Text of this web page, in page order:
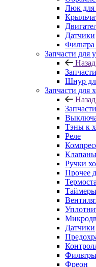
Люк
Датчики
Запчасти для
Назад
Шнур
Запчасти для
Назад
Тэны к
Реле
Клапаны
Ручки
Прочее
Таймеры
Датчики
Фреон